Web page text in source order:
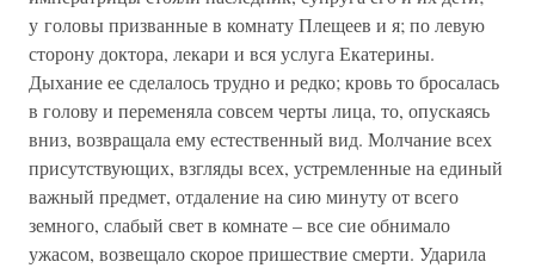
у головы призванные в комнату Плещеев и я; по левую
сторону доктора, лекари и вся услуга Екатерины.
Дыхание ее сделалось трудно и редко; кровь то бросалась
в голову и переменяла совсем черты лица, то, опускаясь
вниз, возвращала ему естественный вид. Молчание всех
присутствующих, взгляды всех, устремленные на единый
важный предмет, отдаление на сию минуту от всего
земного, слабый свет в комнате – все сие обнимало
ужасом, возвещало скорое пришествие смерти. Ударила